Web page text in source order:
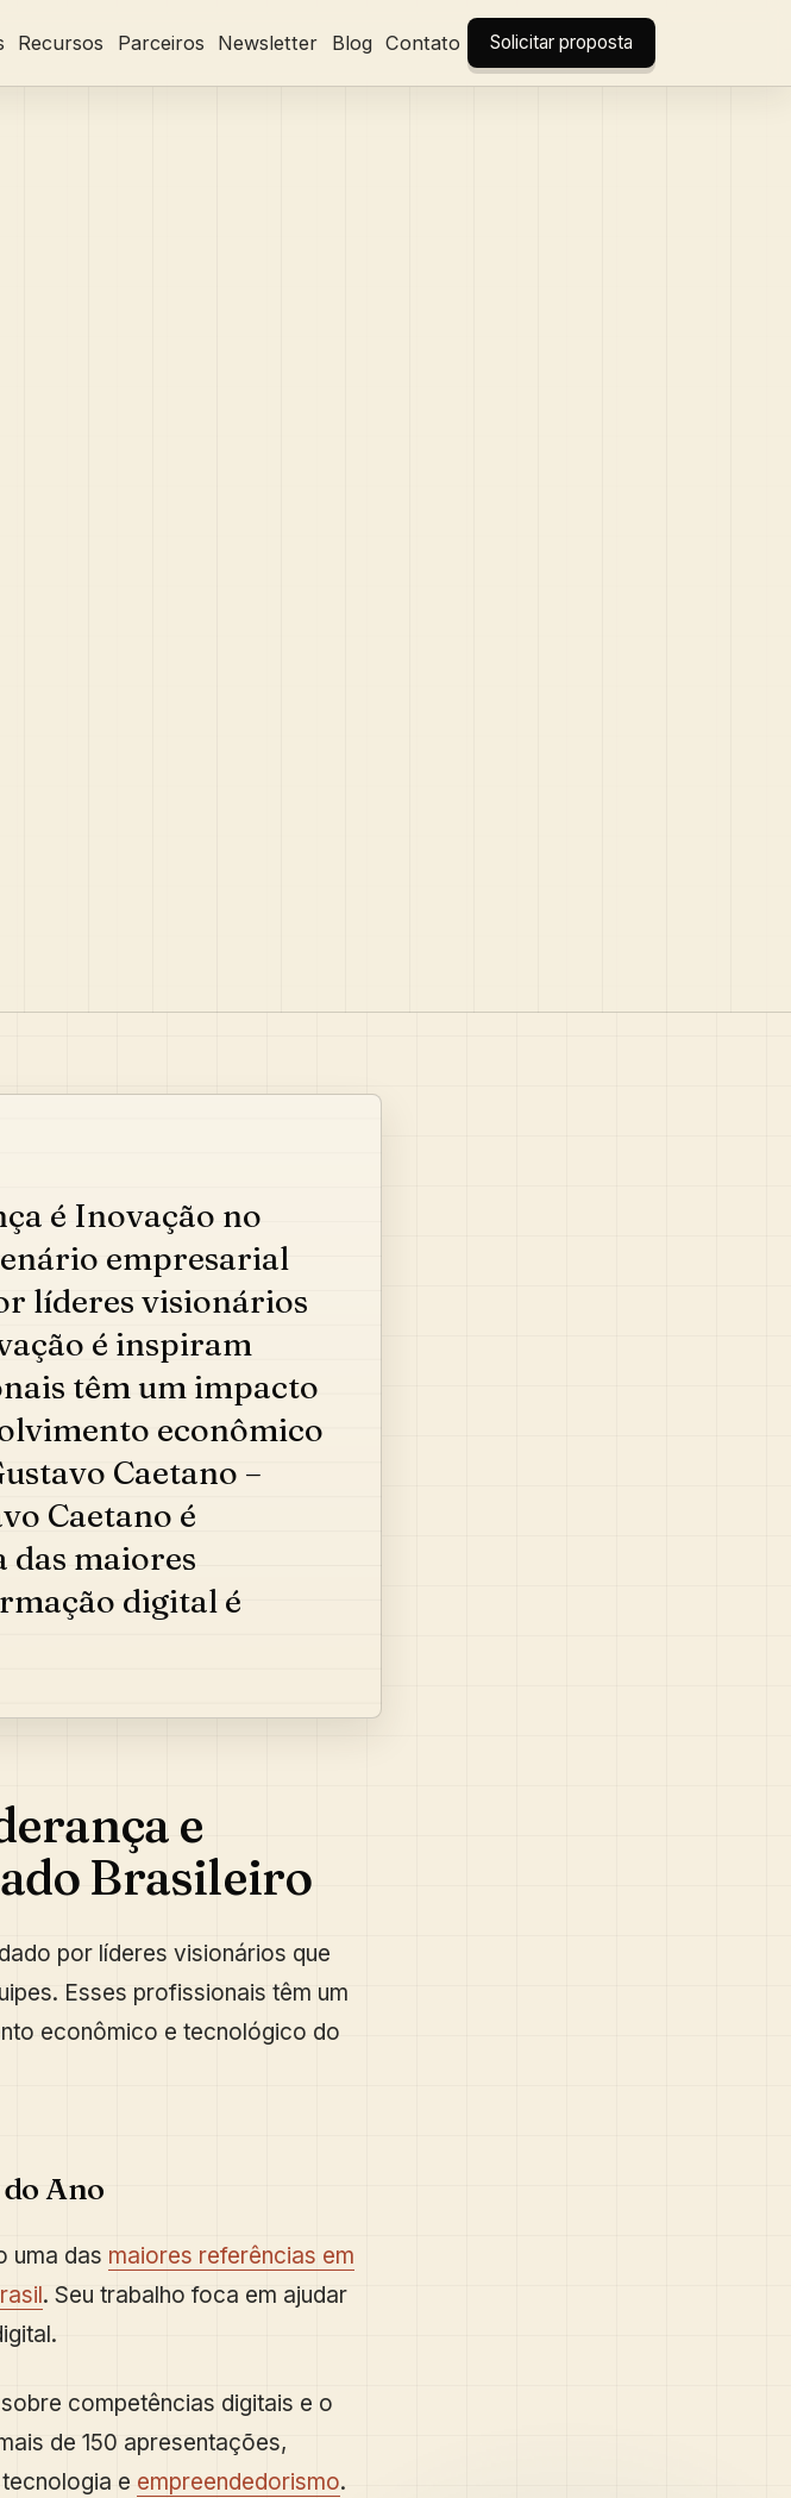
Recursos Parceiros Newsletter Blog Contato Solicitar proposta
é Inovação no
empresarial
líderes visionários
é inspiram
têm um impacto
econômico
Caetano –
Caetano é
das maiores
digital é
e
Brasileiro
por líderes visionários que
Esses profissionais têm um
econômico e tecnológico do
Ano
uma das maiores referências em
. Seu trabalho foca em ajudar
competências digitais e o
de 150 apresentações,
e empreendedorismo.